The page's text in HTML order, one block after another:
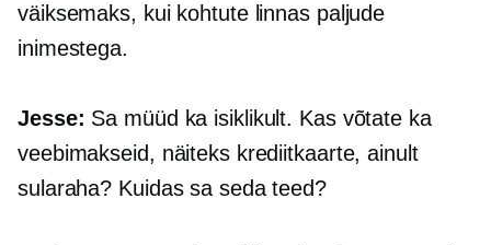
väiksemaks, kui kohtute linnas paljude
inimestega.
Jesse: Sa müüd ka isiklikult. Kas võtate ka
veebimakseid, näiteks krediitkaarte, ainult
sularaha? Kuidas sa seda teed?